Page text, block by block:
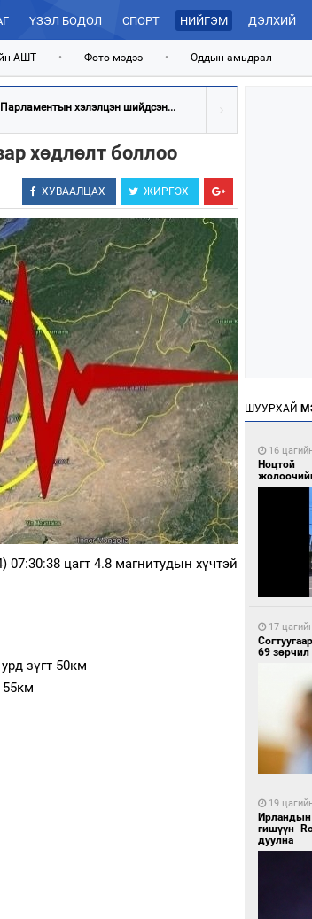
ҮЗЭЛ БОДОЛ СПОРТ НИЙГЭМ ДЭЛХИЙ
АШТ • Фото мэдээ • Оддын амьдрал
Парламентын хэлэлцэн шийдсэн...
хөдлөлт боллоо
ХУВААЛЦАХ ЖИРГЭХ
цагт 4.8 магнитудын хүчтэй
зүгт 50км
ШУУРХАЙ
16
Ноцтой
17
69 зөрчил
19
гишүүн
дуулна